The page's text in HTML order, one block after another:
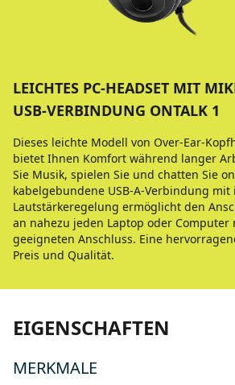
LEICHTES PC-HEADSET MIT
USB-VERBINDUNG ONTALK 1
Dieses leichte Modell von Over-Ear-
bietet Ihnen Komfort während langer
Sie Musik, spielen Sie und chatten Sie
kabelgebundene USB-A-Verbindung
Lautstärkeregelung ermöglicht den
an nahezu jeden Laptop oder Computer
geeigneten Anschluss. Eine
Preis und Qualität.
EIGENSCHAFTEN
MERKMALE